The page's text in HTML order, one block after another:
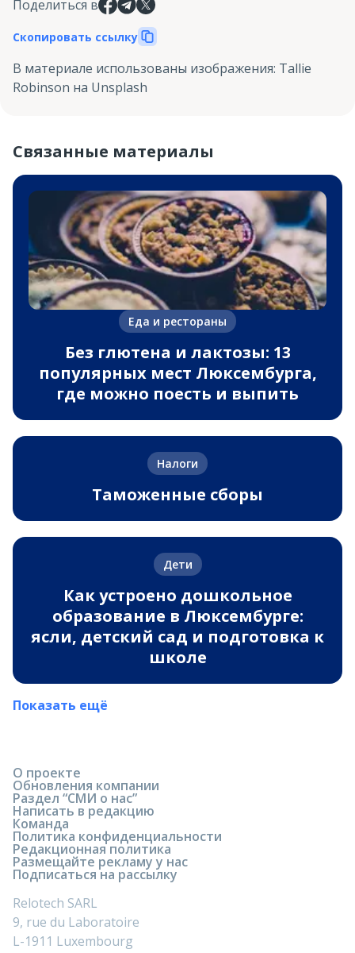
Поделиться в
Скопировать ссылку
В материале использованы изображения: Tallie
Robinson на Unsplash
Связанные материалы
Еда и рестораны
Без глютена и лактозы: 13
популярных мест Люксембурга,
где можно поесть и выпить
Налоги
Таможенные сборы
Дети
Как устроено дошкольное
образование в Люксембурге:
ясли, детский сад и подготовка к
школе
Показать ещё
О проекте
Обновления компании
Раздел “СМИ о нас”
Написать в редакцию
Команда
Политика конфиденциальности
Редакционная политика
Размещайте рекламу у нас
Подписаться на рассылку
Relotech SARL
9, rue du Laboratoire
L-1911 Luxembourg